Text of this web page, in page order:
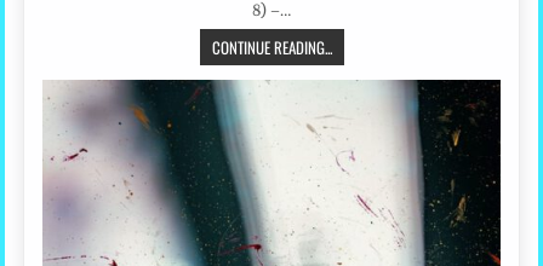
8) –…
CONTINUE READING...